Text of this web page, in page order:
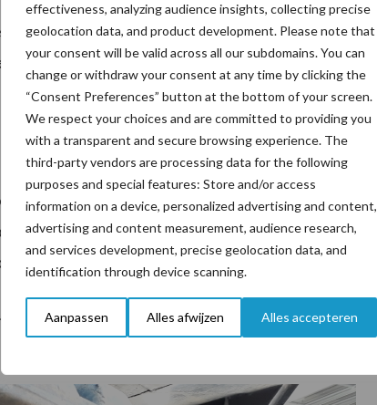
effectiveness, analyzing audience insights, collecting precise
geolocation data, and product development. Please note that
your consent will be valid across all our subdomains. You can
change or withdraw your consent at any time by clicking the
“Consent Preferences” button at the bottom of your screen.
We respect your choices and are committed to providing you
with a transparent and secure browsing experience. The
third-party vendors are processing data for the following
purposes and special features: Store and/or access
information on a device, personalized advertising and content,
advertising and content measurement, audience research,
and services development, precise geolocation data, and
identification through device scanning.
Aanpassen Alles afwijzen Alles accepteren
van rupsvoertuigen van Prinoth. Het is ook de
groot is in onder andere Duitsland. “Het loopwerk
rupsen actief op spanning houdt. Met een ventiel
stilstaat, handmatig de spanning van de rups
van 610 millimeter. “De grote diameter in
op de rups en de bodem gelijkmatig wordt
goed worden gevolgd.” Het rijwerk heeft een
grond en vervuiling goed weg kan.” Bij het
tegenovergestelde richting draaien, waardoor de